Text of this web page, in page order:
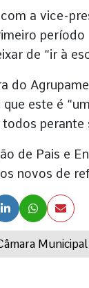
Municipal
a vice-
período
de “ir à
do
este é
perante
de Pais e
novos de